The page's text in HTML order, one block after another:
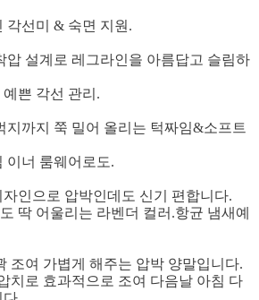
각선미 & 숙면 지원.
압 설계로 레그라인을 아름답고 슬림하
쁜 각선 관리.
지까지 쭉 밀어 올리는 턱짜임&소프트
이너 룸웨어로도.
인으로 압박인데도 신기 편합니다.
딱 어울리는 라벤더 컬러.항균 냄새예
조여 가볍게 해주는 압박 양말입니다.
치로 효과적으로 조여 다음날 아침 다